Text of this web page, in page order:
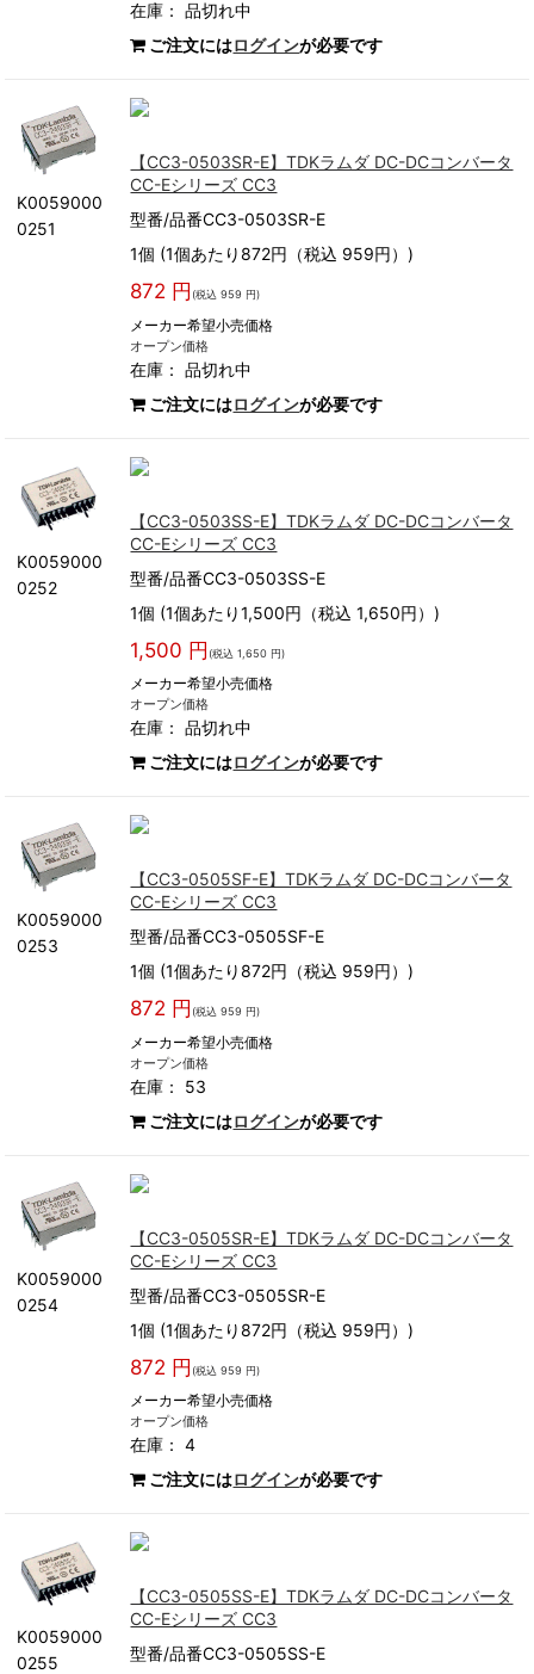
在庫：品切れ中
ご注文にはログインが必要です
K0059000
0251
【CC3-0503SR-E】TDKラムダ DC-DCコンバータ
CC-Eシリーズ CC3
型番/品番CC3-0503SR-E
1個 (1個あたり872円（税込 959円）)
872 円 (税込 959 円)
メーカー希望小売価格
オープン価格
在庫：品切れ中
ご注文にはログインが必要です
K0059000
0252
【CC3-0503SS-E】TDKラムダ DC-DCコンバータ
CC-Eシリーズ CC3
型番/品番CC3-0503SS-E
1個 (1個あたり1,500円（税込 1,650円）)
1,500 円 (税込 1,650 円)
メーカー希望小売価格
オープン価格
在庫：品切れ中
ご注文にはログインが必要です
K0059000
0253
【CC3-0505SF-E】TDKラムダ DC-DCコンバータ
CC-Eシリーズ CC3
型番/品番CC3-0505SF-E
1個 (1個あたり872円（税込 959円）)
872 円 (税込 959 円)
メーカー希望小売価格
オープン価格
在庫： 53
ご注文にはログインが必要です
K0059000
0254
【CC3-0505SR-E】TDKラムダ DC-DCコンバータ
CC-Eシリーズ CC3
型番/品番CC3-0505SR-E
1個 (1個あたり872円（税込 959円）)
872 円 (税込 959 円)
メーカー希望小売価格
オープン価格
在庫： 4
ご注文にはログインが必要です
K0059000
0255
【CC3-0505SS-E】TDKラムダ DC-DCコンバータ
CC-Eシリーズ CC3
型番/品番CC3-0505SS-E